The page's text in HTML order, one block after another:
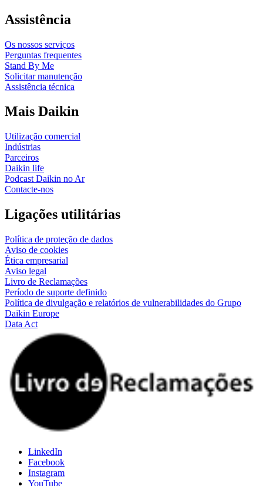
Assistência
Os nossos serviços
Perguntas frequentes
Stand By Me
Solicitar manutenção
Assistência técnica
Mais Daikin
Utilização comercial
Indústrias
Parceiros
Daikin life
Podcast Daikin no Ar
Contacte-nos
Ligações utilitárias
Política de proteção de dados
Aviso de cookies
Ética empresarial
Aviso legal
Livro de Reclamações
Período de suporte definido
Política de divulgação e relatórios de vulnerabilidades do Grupo
Daikin Europe
Data Act
LinkedIn
Facebook
Instagram
YouTube